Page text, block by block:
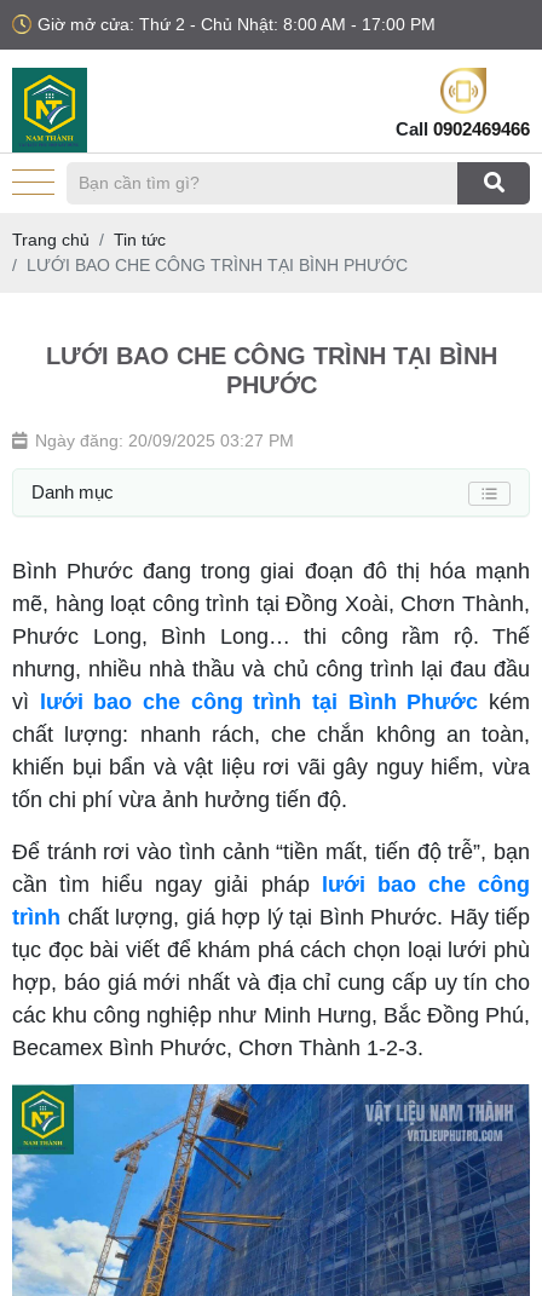
Giờ mở cửa: Thứ 2 - Chủ Nhật: 8:00 AM - 17:00 PM
Call 0902469466
Trang chủ
Tin tức
LƯỚI BAO CHE CÔNG TRÌNH TẠI BÌNH PHƯỚC
LƯỚI BAO CHE CÔNG TRÌNH TẠI BÌNH
PHƯỚC
Ngày đăng: 20/09/2025 03:27 PM
Danh mục
Bình Phước đang trong giai đoạn đô thị hóa mạnh
mẽ, hàng loạt công trình tại Đồng Xoài, Chơn Thành,
Phước Long, Bình Long… thi công rầm rộ. Thế
nhưng, nhiều nhà thầu và chủ công trình lại đau đầu
vì
lưới bao che công trình tại Bình Phước kém
chất lượng: nhanh rách, che chắn không an toàn,
khiến bụi bẩn và vật liệu rơi vãi gây nguy hiểm, vừa
tốn chi phí vừa ảnh hưởng tiến độ.
Để tránh rơi vào tình cảnh “tiền mất, tiến độ trễ”, bạn
cần tìm hiểu ngay giải pháp
lưới bao che công
trình chất lượng, giá hợp lý tại Bình Phước. Hãy tiếp
tục đọc bài viết để khám phá cách chọn loại lưới phù
hợp, báo giá mới nhất và địa chỉ cung cấp uy tín cho
các khu công nghiệp như Minh Hưng, Bắc Đồng Phú,
Becamex Bình Phước, Chơn Thành 1-2-3.